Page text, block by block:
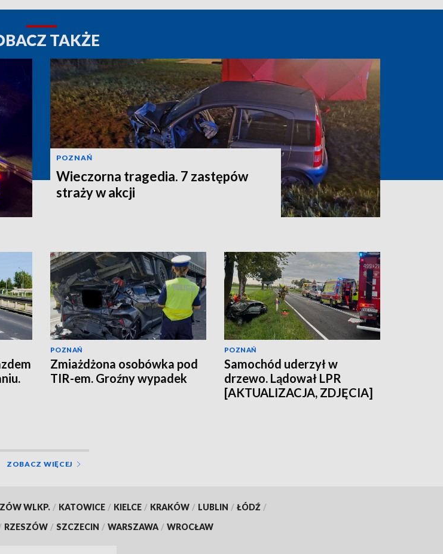
TAKŻE
POZNAŃ
Wieczorna tragedia. 7 zastępów
straży w akcji
POZNAŃ
Zmiażdżona osobówka pod
TIR-em. Groźny wypadek
POZNAŃ
Samochód uderzył w
drzewo. Lądował LPR
[AKTUALIZACJA, ZDJĘCIA]
ZOBACZ WIĘCEJ
WLKP. / KATOWICE / KIELCE / KRAKÓW / LUBLIN / ŁÓDŹ /
RZESZÓW / SZCZECIN / WARSZAWA / WROCŁAW